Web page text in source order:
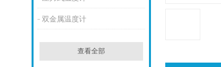
双金属温度计
查看全部